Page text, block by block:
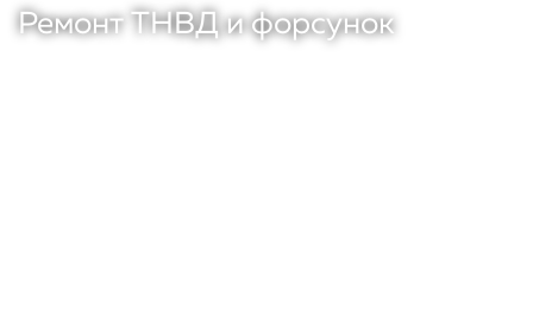
Ремонт ТНВД и форсунок